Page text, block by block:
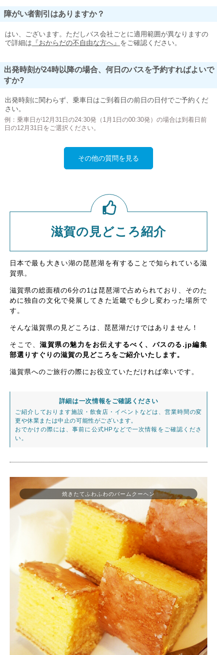
障がい者割引はありますか？
はい、ございます。ただしバス会社ごとに適用範囲が異なりますの
で詳細は 『おからだの不自由な方へ』 をご確認ください。
出発時刻が24時以降の場合、何日のバスを予約すればよいで
すか?
出発時刻に関わらず、乗車日はご到着日の前日の日付でご予約くだ
さい。
例：乗車日が12月31日の24:30発（1月1日の00:30発）の場合は到着日前
日の12月31日をご選択ください。
その他の質問を見る
滋賀の見どころ紹介
日本で最も大きい湖の琵琶湖を有することで知られている滋
賀県。
滋賀県の総面積の6分の1は琵琶湖で占められており、そのた
めに独自の文化で発展してきた近畿でも少し変わった場所で
す。
そんな滋賀県の見どころは、琵琶湖だけではありません！
そこで、滋賀県の魅力をお伝えするべく、バスのる.jp編集
部選りすぐりの滋賀の見どころをご紹介いたします。
滋賀県へのご旅行の際にお役立ていただければ幸いです。
詳細は一次情報をご確認ください
ご紹介しております施設・飲食店・イベントなどは、営業時間の変
更や休業または中止の可能性がございます。
おでかけの際には、事前に公式HPなどで一次情報をご確認くださ
い。
焼きたてふわふわのバームクーヘン